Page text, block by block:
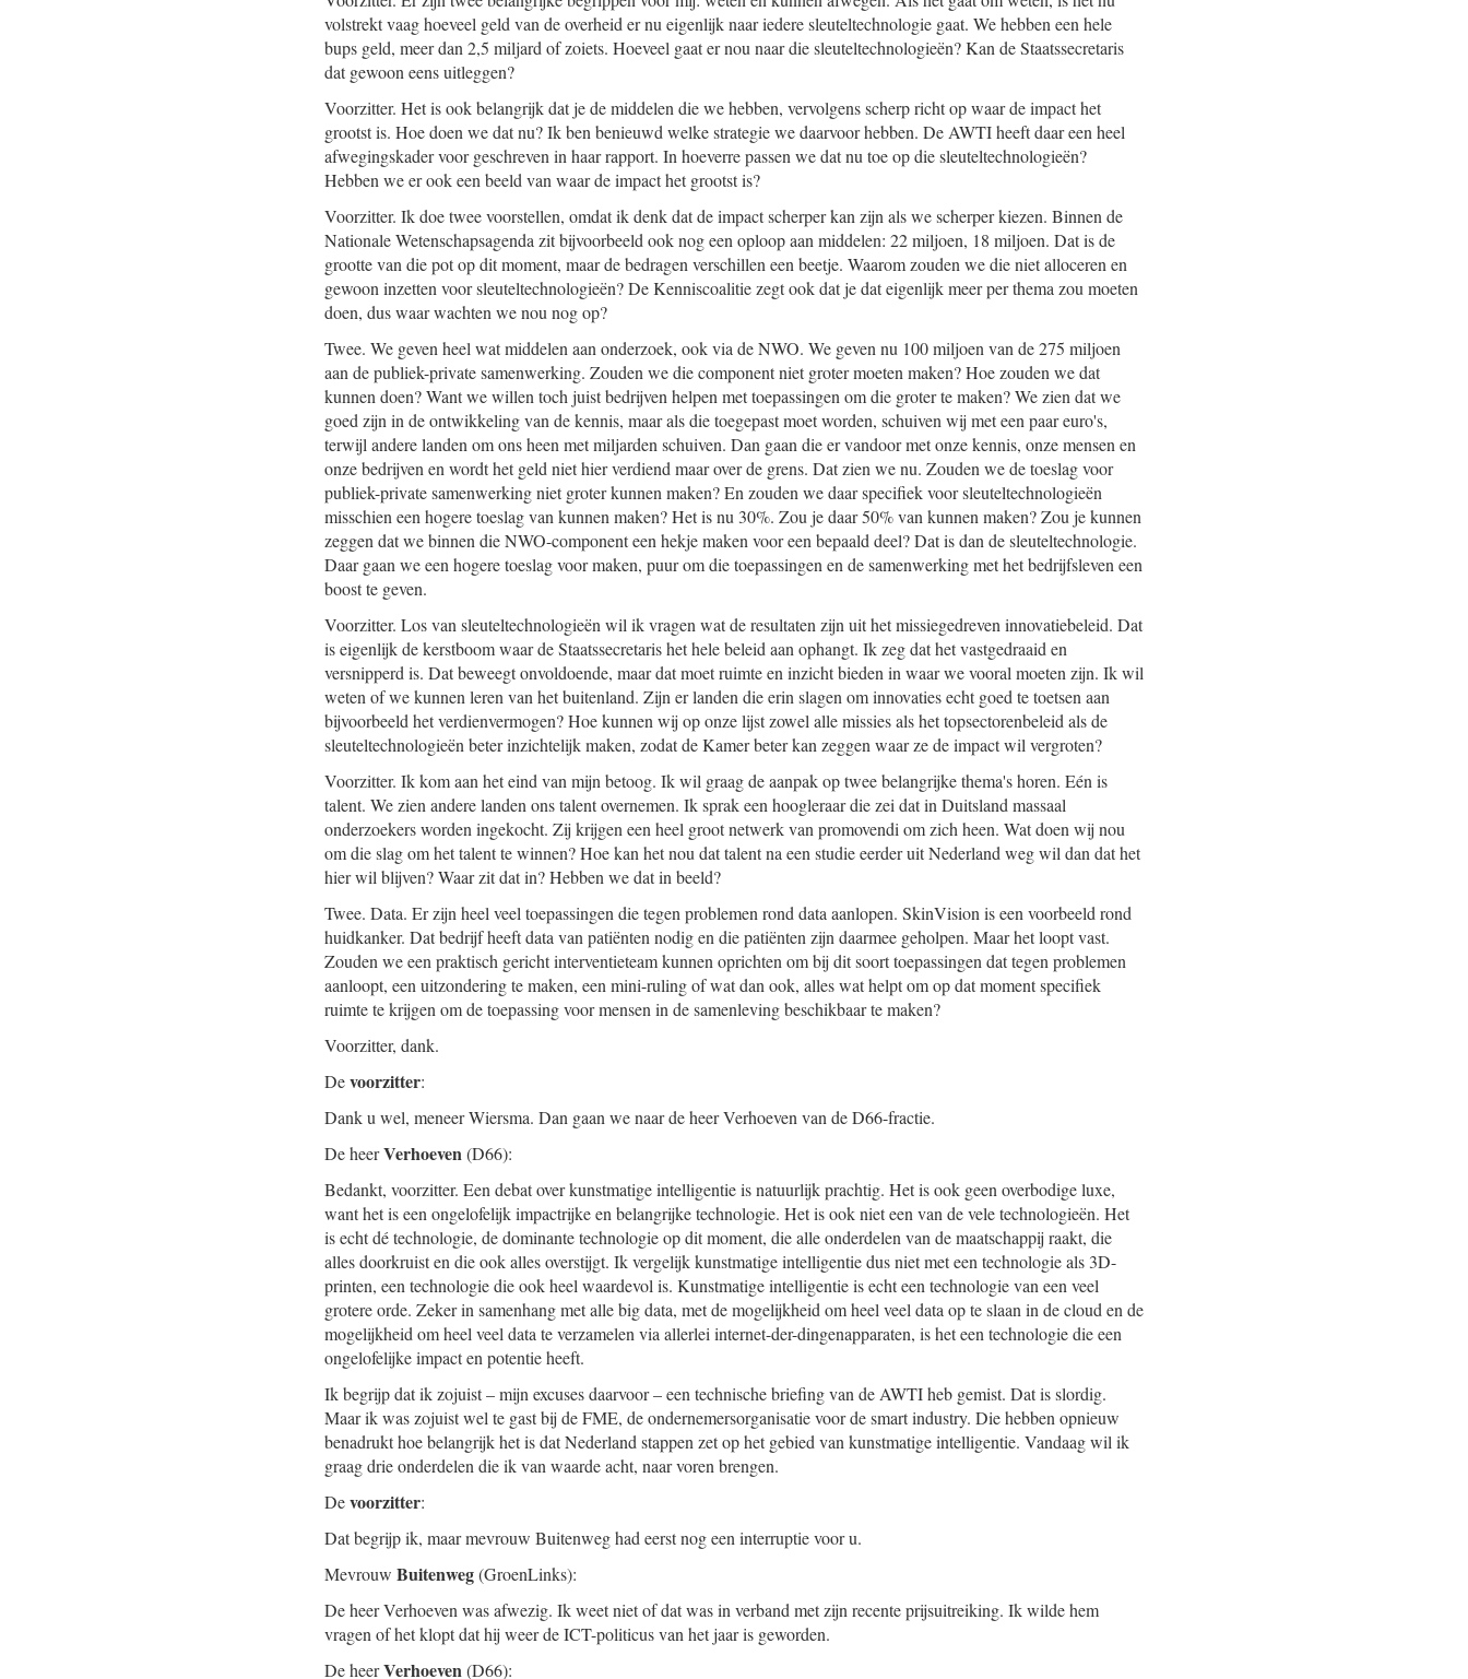
volstrekt vaag hoeveel geld van de overheid er nu eigenlijk naar iedere sleuteltechnologie gaat. We hebben een hele
bups geld, meer dan 2,5 miljard of zoiets. Hoeveel gaat er nou naar die sleuteltechnologieën? Kan de Staatssecretaris
dat gewoon eens uitleggen?
Voorzitter. Het is ook belangrijk dat je de middelen die we hebben, vervolgens scherp richt op waar de impact het
grootst is. Hoe doen we dat nu? Ik ben benieuwd welke strategie we daarvoor hebben. De AWTI heeft daar een heel
afwegingskader voor geschreven in haar rapport. In hoeverre passen we dat nu toe op die sleuteltechnologieën?
Hebben we er ook een beeld van waar de impact het grootst is?
Voorzitter. Ik doe twee voorstellen, omdat ik denk dat de impact scherper kan zijn als we scherper kiezen. Binnen de
Nationale Wetenschapsagenda zit bijvoorbeeld ook nog een oploop aan middelen: 22 miljoen, 18 miljoen. Dat is de
grootte van die pot op dit moment, maar de bedragen verschillen een beetje. Waarom zouden we die niet alloceren en
gewoon inzetten voor sleuteltechnologieën? De Kenniscoalitie zegt ook dat je dat eigenlijk meer per thema zou moeten
doen, dus waar wachten we nou nog op?
Twee. We geven heel wat middelen aan onderzoek, ook via de NWO. We geven nu 100 miljoen van de 275 miljoen
aan de publiek-private samenwerking. Zouden we die component niet groter moeten maken? Hoe zouden we dat
kunnen doen? Want we willen toch juist bedrijven helpen met toepassingen om die groter te maken? We zien dat we
goed zijn in de ontwikkeling van de kennis, maar als die toegepast moet worden, schuiven wij met een paar euro's,
terwijl andere landen om ons heen met miljarden schuiven. Dan gaan die er vandoor met onze kennis, onze mensen en
onze bedrijven en wordt het geld niet hier verdiend maar over de grens. Dat zien we nu. Zouden we de toeslag voor
publiek-private samenwerking niet groter kunnen maken? En zouden we daar specifiek voor sleuteltechnologieën
misschien een hogere toeslag van kunnen maken? Het is nu 30%. Zou je daar 50% van kunnen maken? Zou je kunnen
zeggen dat we binnen die NWO-component een hekje maken voor een bepaald deel? Dat is dan de sleuteltechnologie.
Daar gaan we een hogere toeslag voor maken, puur om die toepassingen en de samenwerking met het bedrijfsleven een
boost te geven.
Voorzitter. Los van sleuteltechnologieën wil ik vragen wat de resultaten zijn uit het missiegedreven innovatiebeleid. Dat
is eigenlijk de kerstboom waar de Staatssecretaris het hele beleid aan ophangt. Ik zeg dat het vastgedraaid en
versnipperd is. Dat beweegt onvoldoende, maar dat moet ruimte en inzicht bieden in waar we vooral moeten zijn. Ik wil
weten of we kunnen leren van het buitenland. Zijn er landen die erin slagen om innovaties echt goed te toetsen aan
bijvoorbeeld het verdienvermogen? Hoe kunnen wij op onze lijst zowel alle missies als het topsectorenbeleid als de
sleuteltechnologieën beter inzichtelijk maken, zodat de Kamer beter kan zeggen waar ze de impact wil vergroten?
Voorzitter. Ik kom aan het eind van mijn betoog. Ik wil graag de aanpak op twee belangrijke thema's horen. Eén is
talent. We zien andere landen ons talent overnemen. Ik sprak een hoogleraar die zei dat in Duitsland massaal
onderzoekers worden ingekocht. Zij krijgen een heel groot netwerk van promovendi om zich heen. Wat doen wij nou
om die slag om het talent te winnen? Hoe kan het nou dat talent na een studie eerder uit Nederland weg wil dan dat het
hier wil blijven? Waar zit dat in? Hebben we dat in beeld?
Twee. Data. Er zijn heel veel toepassingen die tegen problemen rond data aanlopen. SkinVision is een voorbeeld rond
huidkanker. Dat bedrijf heeft data van patiënten nodig en die patiënten zijn daarmee geholpen. Maar het loopt vast.
Zouden we een praktisch gericht interventieteam kunnen oprichten om bij dit soort toepassingen dat tegen problemen
aanloopt, een uitzondering te maken, een mini-ruling of wat dan ook, alles wat helpt om op dat moment specifiek
ruimte te krijgen om de toepassing voor mensen in de samenleving beschikbaar te maken?
Voorzitter, dank.
Devoorzitter:
Dank u wel, meneer Wiersma. Dan gaan we naar de heer Verhoeven van de D66-fractie.
De heerVerhoeven(D66):
Bedankt, voorzitter. Een debat over kunstmatige intelligentie is natuurlijk prachtig. Het is ook geen overbodige luxe,
want het is een ongelofelijk impactrijke en belangrijke technologie. Het is ook niet een van de vele technologieën. Het
is echt dé technologie, de dominante technologie op dit moment, die alle onderdelen van de maatschappij raakt, die
alles doorkruist en die ook alles overstijgt. Ik vergelijk kunstmatige intelligentie dus niet met een technologie als 3D-
printen, een technologie die ook heel waardevol is. Kunstmatige intelligentie is echt een technologie van een veel
grotere orde. Zeker in samenhang met alle big data, met de mogelijkheid om heel veel data op te slaan in de cloud en de
mogelijkheid om heel veel data te verzamelen via allerlei internet-der-dingenapparaten, is het een technologie die een
ongelofelijke impact en potentie heeft.
Ik begrijp dat ik zojuist – mijn excuses daarvoor – een technische briefing van de AWTI heb gemist. Dat is slordig.
Maar ik was zojuist wel te gast bij de FME, de ondernemersorganisatie voor de smart industry. Die hebben opnieuw
benadrukt hoe belangrijk het is dat Nederland stappen zet op het gebied van kunstmatige intelligentie. Vandaag wil ik
graag drie onderdelen die ik van waarde acht, naar voren brengen.
Devoorzitter:
Dat begrijp ik, maar mevrouw Buitenweg had eerst nog een interruptie voor u.
Mevrouw Buitenweg(GroenLinks):
De heer Verhoeven was afwezig. Ik weet niet of dat was in verband met zijn recente prijsuitreiking. Ik wilde hem
vragen of het klopt dat hij weer de ICT-politicus van het jaar is geworden.
De heerVerhoeven(D66):